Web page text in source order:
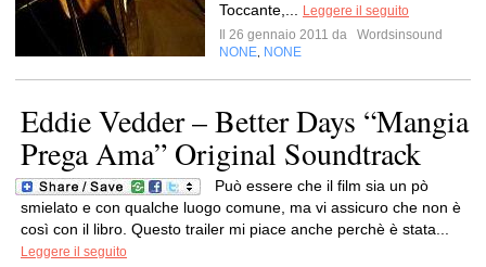
Toccante,...
Leggere il seguito
Il 26 gennaio 2011 da
Wordsinsound
NONE NONE
Eddie Vedder – Better Days “Mangia
Prega Ama” Original Soundtrack
Può essere che il film sia un pò
smielato e con qualche luogo comune, ma vi assicuro che non è
così con il libro. Questo trailer mi piace anche perchè è stata...
Leggere il seguito